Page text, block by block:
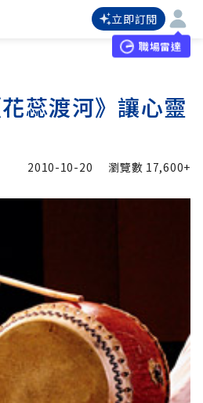
立即訂閱
職場雷達
蕊渡河》讓心靈
2010-10-20 瀏覽數 17,600+